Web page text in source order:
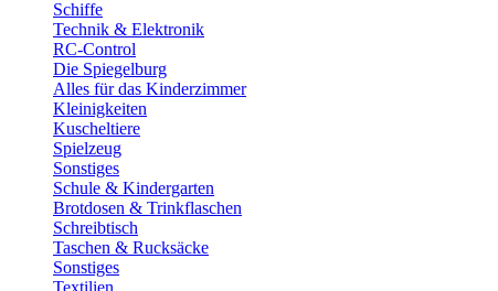
Schiffe
Technik & Elektronik
RC-Control
Die Spiegelburg
Alles für das Kinderzimmer
Kleinigkeiten
Kuscheltiere
Spielzeug
Sonstiges
Schule & Kindergarten
Brotdosen & Trinkflaschen
Schreibtisch
Taschen & Rucksäcke
Sonstiges
Textilien